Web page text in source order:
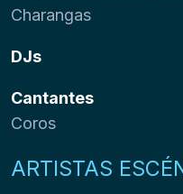
Charangas
DJs
Cantantes
Coros
ARTISTAS